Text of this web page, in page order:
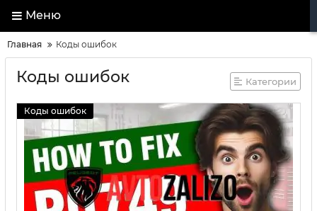
Меню
Главная Коды ошибок
Коды ошибок Категории
Коды ошибок